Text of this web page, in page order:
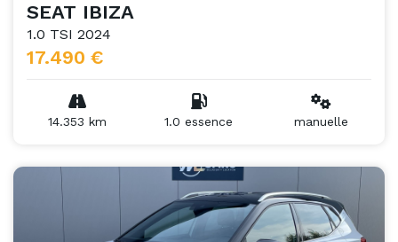
SEAT IBIZA
1.0 TSI 2024
17.490 €
14.353 km 1.0 essence manuelle